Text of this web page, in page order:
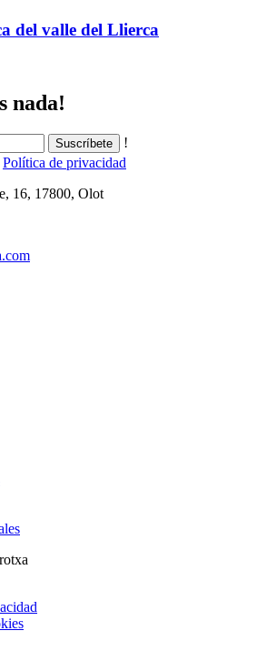
del valle del Llierca
nada!
!
Política de privacidad
16, 17800, Olot